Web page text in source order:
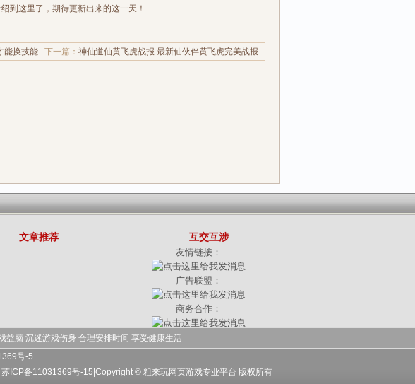
到这里了，期待更新出来的这一天！
能换技能下一篇： 神仙道仙黄飞虎战报 最新仙伙伴黄飞虎完美战报
文章推荐 互交互涉
友情链接：
广告联盟：
商务合作：
益脑 沉迷游戏伤身 合理安排时间 享受健康生活
号-5
ICP备11031369号-15|Copyright © 粗来玩网页游戏专业平台 版权所有